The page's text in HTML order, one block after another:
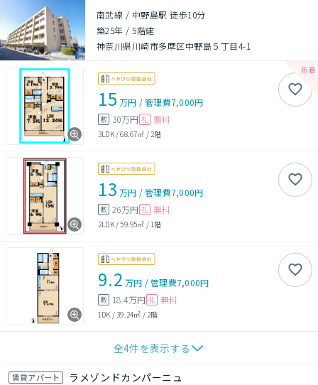
南武線 / 中野島駅 徒歩10分
築25年 /5階建
神奈川県川崎市多摩区中野島５丁目4-1
15 万円 /管理費7,000円
敷 30万円 礼 無料
3LDK/68.67㎡ /2階
13 万円 /管理費7,000円
敷 26万円 礼 無料
2LDK/59.95㎡ /1階
9.2 万円 /管理費7,000円
敷 18.4万円 礼 無料
1DK /39.24㎡ /2階
全4件を表示する
賃貸アパート ラメゾンドカンパーニュ